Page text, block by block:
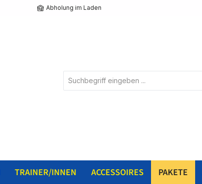
Abholung im Laden
TRAINER/INNEN ACCESSOIRES PAKETE